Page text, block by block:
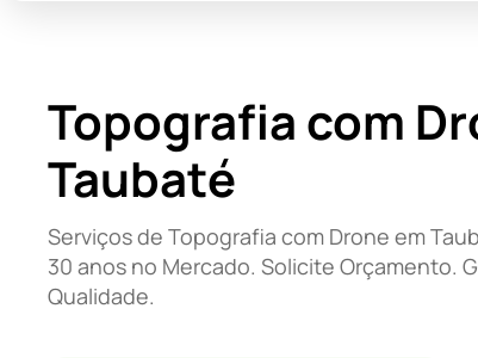
Topografia com
Taubaté
Serviços de Topografia com Drone em
30 anos no Mercado. Solicite Orçamento.
Qualidade.